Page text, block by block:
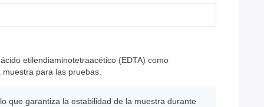
etilendiaminotetraacético (EDTA) como
para las pruebas.
que garantiza la estabilidad de la muestra durante